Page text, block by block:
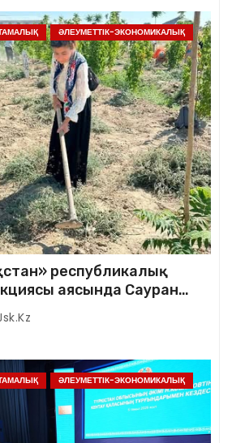
ӘЛЕУМЕТТІК-ЭКОНОМИКАЛЫҚ
республикалық
аясында Сауран
қызметкерлері
жұмыстарына белсене
ӘЛЕУМЕТТІК-ЭКОНОМИКАЛЫҚ